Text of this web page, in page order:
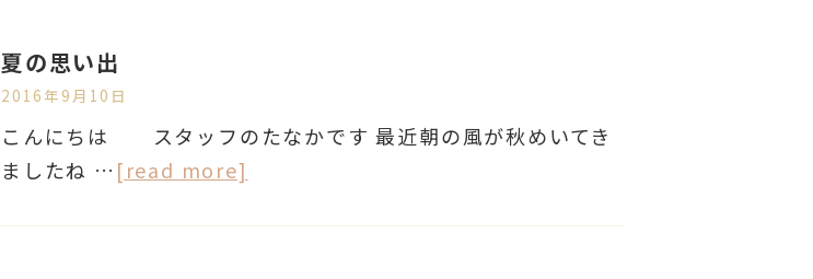
夏の思い出
2016年9月10日
こんにちは スタッフのたなかです 最近朝の風が秋めいてき
ましたね … [read more]